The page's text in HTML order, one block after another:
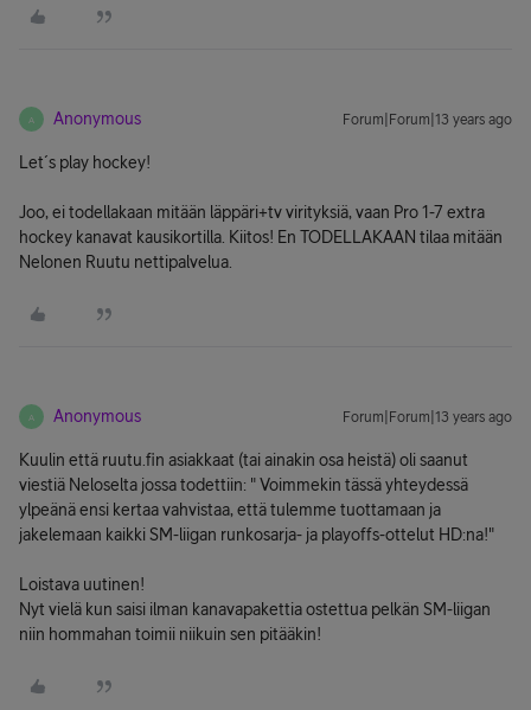
A Anonymous Forum|Forum|13 years ago
Let´s play hockey!
Joo, ei todellakaan mitään läppäri+tv virityksiä, vaan Pro 1-7 extra
hockey kanavat kausikortilla. Kiitos! En TODELLAKAAN tilaa mitään
Nelonen Ruutu nettipalvelua.
A Anonymous Forum|Forum|13 years ago
Kuulin että ruutu.fin asiakkaat (tai ainakin osa heistä) oli saanut
viestiä Neloselta jossa todettiin: " Voimmekin tässä yhteydessä
ylpeänä ensi kertaa vahvistaa, että tulemme tuottamaan ja
jakelemaan kaikki SM-liigan runkosarja- ja playoffs-ottelut HD:na!"
Loistava uutinen!
Nyt vielä kun saisi ilman kanavapakettia ostettua pelkän SM-liigan
niin hommahan toimii niikuin sen pitääkin!